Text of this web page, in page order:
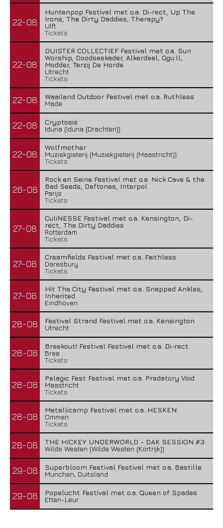
22-08
Huntenpop Festival met o.a. Di-rect, Up The
Irons, The Dirty Daddies, Therapy?
Ulft
Tickets
22-08
DUISTER COLLECTIEF Festival met o.a. Sun
Worship, Doodseskader, Alkerdeel, Ggu:ll,
Modder, Terzij De Horde
Utrecht
Tickets
22-08
Waailand Outdoor Festival met o.a. Ruthless
Made
22-08
Cryptosis
Iduna (Iduna (Drachten))
22-08
Wolfmother
Muziekgieterij (Muziekgieterij (Maastricht))
Tickets
26-08
Rock en Seine Festival met o.a. Nick Cave & the
Bad Seeds, Deftones, Interpol
Parijs
Tickets
27-08
CuliNESSE Festival met o.a. Kensington, Di-
rect, The Dirty Daddies
Rotterdam
Tickets
27-08
Creamfields Festival met o.a. Faithless
Daresbury
Tickets
27-08
Hit The City Festival met o.a. Snapped Ankles,
Inherited
Eindhoven
28-08
Festival Strand Festival met o.a. Kensington
Utrecht
28-08
Breekout! Festival Festival met o.a. Di-rect
Bree
Tickets
28-08
Pelagic Fest Festival met o.a. Predatory Void
Maastricht
Tickets
28-08
Metallicamp Festival met o.a. HESKEN
Ommen
Tickets
28-08
THE HICKEY UNDERWORLD - DAK SESSION #3
Wilde Westen (Wilde Westen (Kortrijk))
29-08
Superbloom Festival Festival met o.a. Bastille
Munchen, Duitsland
29-08
Popelucht Festival met o.a. Queen of Spades
Etten-Leur